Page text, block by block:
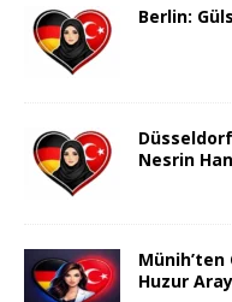
Berlin:
Nesrin
Huzur